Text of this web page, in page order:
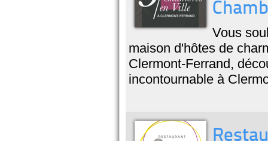
Vous
maison d'hôtes de
Clermont-Ferrand,
incontournable à